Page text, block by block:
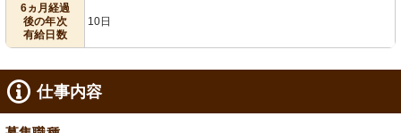
6ヵ月経過
後の年次
有給日数
10日
仕事内容